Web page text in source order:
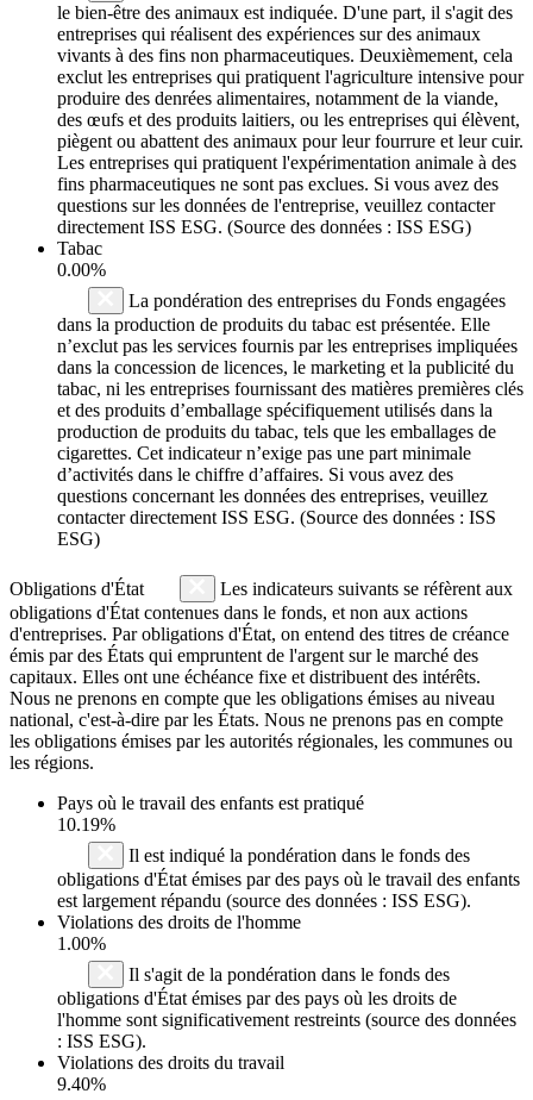
le bien-être des animaux est indiquée. D'une part, il s'agit des
entreprises qui réalisent des expériences sur des animaux
vivants à des fins non pharmaceutiques. Deuxièmement, cela
exclut les entreprises qui pratiquent l'agriculture intensive pour
produire des denrées alimentaires, notamment de la viande,
des œufs et des produits laitiers, ou les entreprises qui élèvent,
piègent ou abattent des animaux pour leur fourrure et leur cuir.
Les entreprises qui pratiquent l'expérimentation animale à des
fins pharmaceutiques ne sont pas exclues. Si vous avez des
questions sur les données de l'entreprise, veuillez contacter
directement ISS ESG. (Source des données : ISS ESG)
Tabac
0.00%
La pondération des entreprises du Fonds engagées
dans la production de produits du tabac est présentée. Elle
n’exclut pas les services fournis par les entreprises impliquées
dans la concession de licences, le marketing et la publicité du
tabac, ni les entreprises fournissant des matières premières clés
et des produits d’emballage spécifiquement utilisés dans la
production de produits du tabac, tels que les emballages de
cigarettes. Cet indicateur n’exige pas une part minimale
d’activités dans le chiffre d’affaires. Si vous avez des
questions concernant les données des entreprises, veuillez
contacter directement ISS ESG. (Source des données : ISS
ESG)
Obligations d'État
Les indicateurs suivants se réfèrent aux
obligations d'État contenues dans le fonds, et non aux actions
d'entreprises. Par obligations d'État, on entend des titres de créance
émis par des États qui empruntent de l'argent sur le marché des
capitaux. Elles ont une échéance fixe et distribuent des intérêts.
Nous ne prenons en compte que les obligations émises au niveau
national, c'est-à-dire par les États. Nous ne prenons pas en compte
les obligations émises par les autorités régionales, les communes ou
les régions.
Pays où le travail des enfants est pratiqué
10.19%
Il est indiqué la pondération dans le fonds des
obligations d'État émises par des pays où le travail des enfants
est largement répandu (source des données : ISS ESG).
Violations des droits de l'homme
1.00%
Il s'agit de la pondération dans le fonds des
obligations d'État émises par des pays où les droits de
l'homme sont significativement restreints (source des données
: ISS ESG).
Violations des droits du travail
9.40%